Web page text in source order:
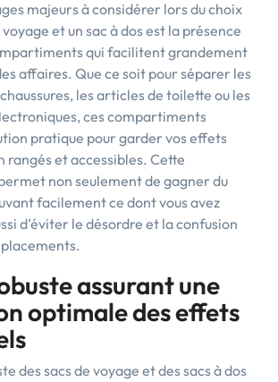
majeurs à considérer lors du choix
et un sac à dos est la présence
qui facilitent grandement
affaires. Que ce soit pour séparer les
les articles de toilette ou les
ces compartiments
pratique pour garder vos effets
rangés et accessibles. Cette
non seulement de gagner du
facilement ce dont vous avez
d’éviter le désordre et la confusion
assurant une
optimale des effets
des sacs de voyage et des sacs à dos